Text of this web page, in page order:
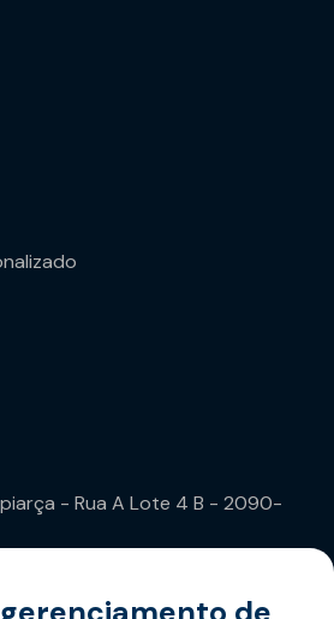
- Rua A Lote 4 B - 2090-